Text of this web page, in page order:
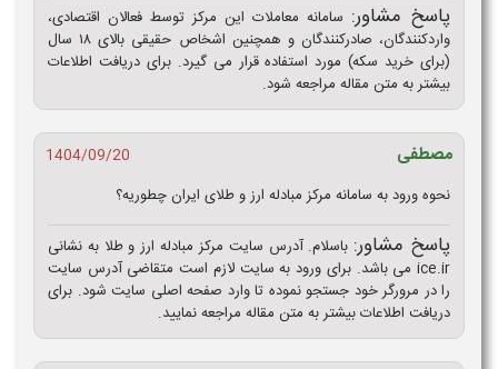
پاسخ مشاور: سامانه معاملات این مرکز توسط فعالان اقتصادی،
واردکنندگان، صادرکنندگان و همچنین اشخاص حقیقی بالای ۱۸ سال
(برای خرید سکه) مورد استفاده قرار می‌ گیرد. برای دریافت اطلاعات
بیشتر به متن مقاله مراجعه شود.
مصطفی
1404/09/20
نحوه ورود به سامانه مرکز مبادله ارز و طلای ایران چطوریه؟
پاسخ مشاور: باسلام. آدرس سایت مرکز مبادله ارز و طلا به نشانی
ice.ir می باشد. برای ورود به سایت لازم است متقاضی آدرس سایت
را در مرورگر خود جستجو نموده تا وارد صفحه اصلی سایت شود. برای
دریافت اطلاعات بیشتر به متن مقاله مراجعه نمایید.